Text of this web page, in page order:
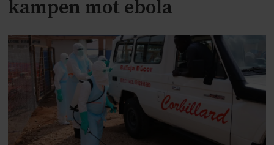
kampen mot ebola